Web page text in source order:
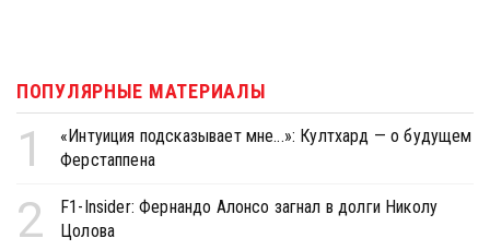
ПОПУЛЯРНЫЕ МАТЕРИАЛЫ
1
«Интуиция подсказывает мне...»: Култхард — о будущем
Ферстаппена
2
F1-Insider: Фернандо Алонсо загнал в долги Николу
Цолова